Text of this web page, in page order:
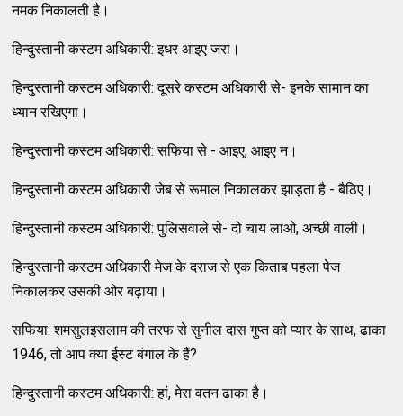
नमक निकालती है।
हिन्दुस्तानी कस्टम अधिकारी: इधर आइए जरा।
हिन्दुस्तानी कस्टम अधिकारी: दूसरे कस्टम अधिकारी से- इनके सामान का
ध्यान रखिएगा।
हिन्दुस्तानी कस्टम अधिकारी: सफिया से - आइए, आइए न।
हिन्दुस्तानी कस्टम अधिकारी जेब से रूमाल निकालकर झाड़ता है - बैठिए।
हिन्दुस्तानी कस्टम अधिकारी: पुलिसवाले से- दो चाय लाओ, अच्छी वाली।
हिन्दुस्तानी कस्टम अधिकारी मेज के दराज से एक किताब पहला पेज
निकालकर उसकी ओर बढ़ाया।
सफिया: शमसुलइसलाम की तरफ से सुनील दास गुप्त को प्यार के साथ, ढाका
1946, तो आप क्या ईस्ट बंगाल के हैं?
हिन्दुस्तानी कस्टम अधिकारी: हां, मेरा वतन ढाका है।